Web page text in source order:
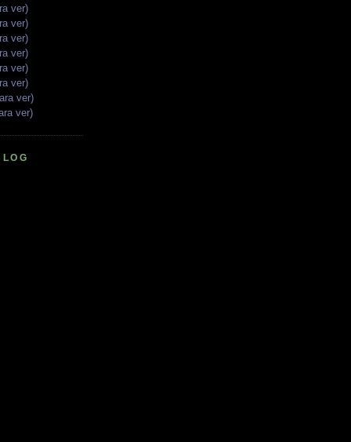
ver)
ver)
ver)
ver)
ver)
ver)
ver)
ver)